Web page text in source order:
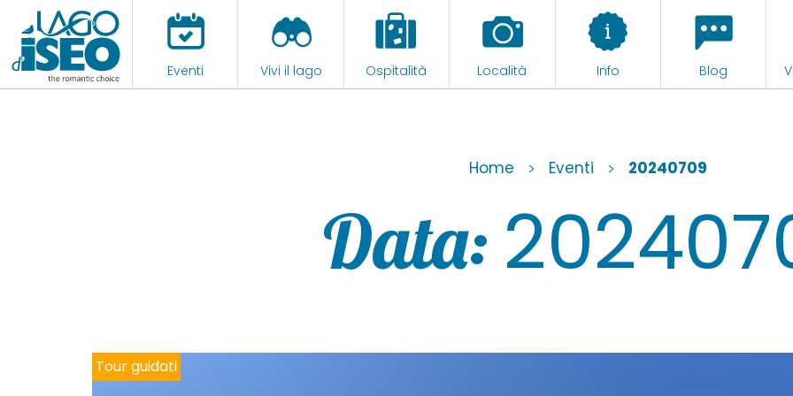
Eventi Vivi il lago Ospitalità Località Info Blog
Home > Eventi > 20240709
Data:
Tour guidati